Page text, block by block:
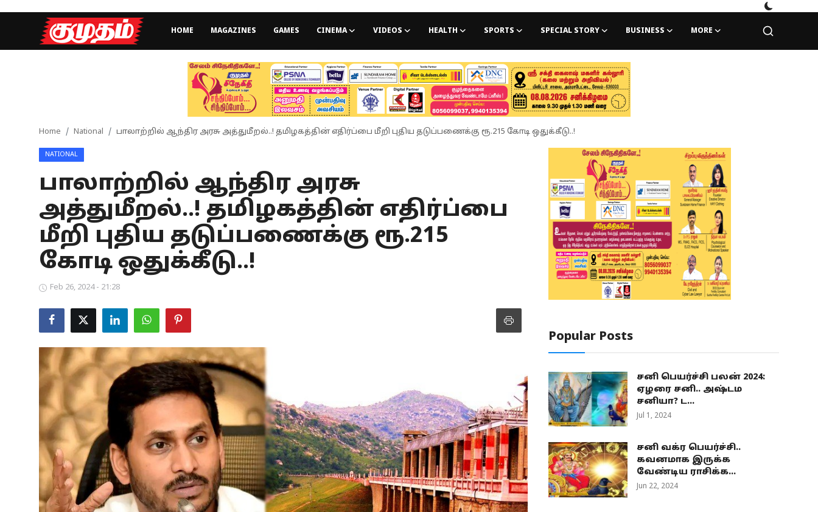
HOME MAGAZINES GAMES CINEMA VIDEOS HEALTH SPORTS SPECIAL STORY BUSINESS MORE
Games
Health
Special Story
Business
Tamilnadu
National
Astrology
Spirituality
Weather
Politics
Home National பாலாற்றில் ஆந்திர அரசு அத்துமீறல்..! தமிழகத்தின் எதிர்ப்பை மீறி புதிய தடுப்பணைக்கு ரூ.215 கோடி ஒதுக்கீடு..!
NATIONAL
பாலாற்றில் ஆந்திர அரசு
அத்துமீறல்..! தமிழகத்தின் எதிர்ப்பை
மீறி புதிய தடுப்பணைக்கு ரூ.215
கோடி ஒதுக்கீடு..!
Feb 26, 2024 - 21:28
Popular Posts
சனி பெயர்ச்சி பலன் 2024:
ஏழரை சனி.. அஷ்டம
சனியா? ட...
Jul 1, 2024
சனி வக்ர பெயர்ச்சி..
கவனமாக இருக்க
வேண்டிய ராசிக்க...
Jun 22, 2024